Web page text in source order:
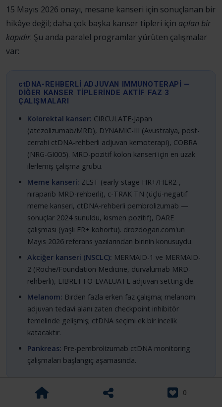
0
15 Mayıs 2026 onayı, mesane kanseri için sonuçlanan bir
hikâye değil; daha çok başka kanser tipleri için açılan bir
kapıdır. Şu anda paralel programlar yürüten çalışmalar
var:
ctDNA-REHBERLİ ADJUVAN IMMUNOTERAPİ —
DİĞER KANSER TİPLERİNDE AKTİF FAZ 3
ÇALIŞMALARI
Kolorektal kanser: CIRCULATE-Japan
(atezolizumab/MRD), DYNAMIC-III (Avustralya, post-
cerrahi ctDNA-rehberli adjuvan kemoterapi), COBRA
(NRG-GI005). MRD-pozitif kolon kanseri için en uzak
ilerlemiş çalışma grubu.
Meme kanseri: ZEST (early-stage HR+/HER2-,
niraparib MRD-rehberli), c-TRAK TN (üçlü-negatif
meme kanseri, ctDNA-rehberli pembrolizumab —
sonuçlar 2024 sunuldu, kısmen pozitif), DARE
çalışması (yaşlı ER+ kohortu). drozdogan.com'un
Mayıs 2026 referans yazılarından birinin konusuydu.
Akciğer kanseri (NSCLC): MERMAID-1 ve MERMAID-
2 (Roche/Foundation Medicine, durvalumab MRD-
rehberli), LIBRETTO-EVALUATE adjuvan setting'de.
Melanom: Birden fazla erken faz çalışma; melanom
adjuvan tedavi alanı zaten checkpoint inhibitör
temelinde gelişmiş; ctDNA seçimi ek bir incelik
katacaktır.
Pankreas: Pre-pembrolizumab ctDNA monitoring
çalışmaları başlangıç aşamasında.
Bu çalışmaların önümüzdeki 2-3 yıl içinde rapor edilmesi